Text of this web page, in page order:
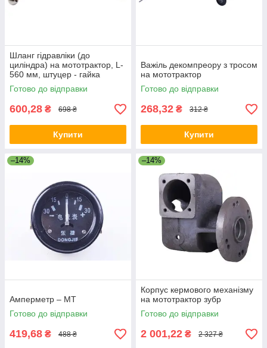
Шланг гідравліки (до
циліндра) на мототрактор, L-
560 мм, штуцер - гайка
Готово до відправки
600,28 ₴ 698 ₴
Купити
Важіль декомпреору з тросом
на мототрактор
Готово до відправки
268,32 ₴ 312 ₴
Купити
–14%
Амперметр – МТ
Готово до відправки
419,68 ₴ 488 ₴
–14%
Корпус кермового механізму
на мототрактор зубр
Готово до відправки
2 001,22 ₴ 2 327 ₴